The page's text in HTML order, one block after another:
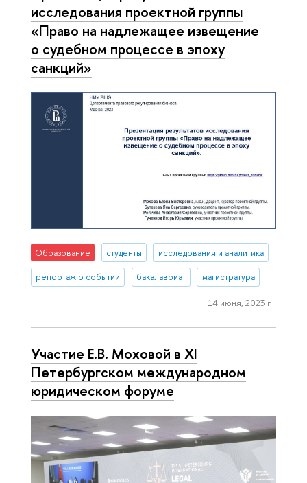
исследования проектной группы
«Право на надлежащее извещение
о судебном процессе в эпоху
санкций»
Образование студенты исследования и аналитика
репортаж о событии бакалавриат магистратура
14 июня, 2023 г.
Участие Е.В. Моховой в XI
Петербургском международном
юридическом форуме